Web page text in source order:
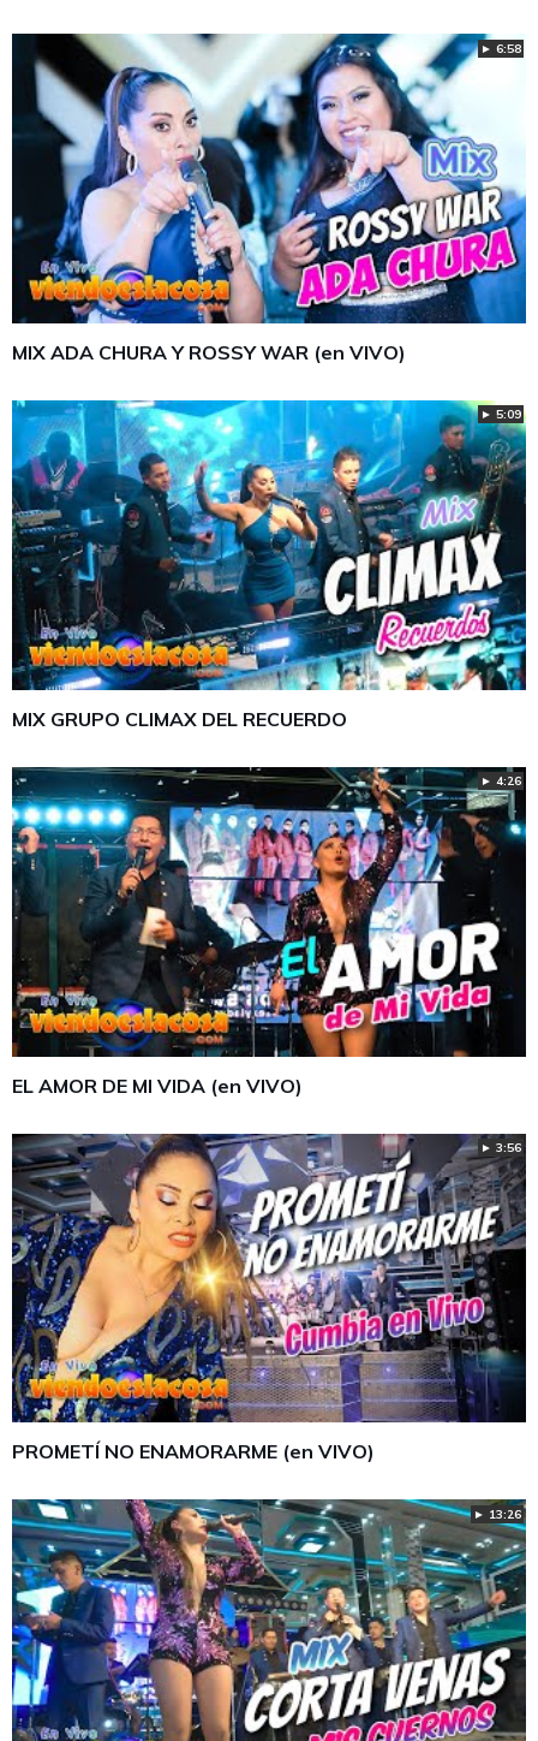
► 6:58
MIX ADA CHURA Y ROSSY WAR (en VIVO)
► 5:09
MIX GRUPO CLIMAX DEL RECUERDO
► 4:26
EL AMOR DE MI VIDA (en VIVO)
► 3:56
PROMETÍ NO ENAMORARME (en VIVO)
► 13:26